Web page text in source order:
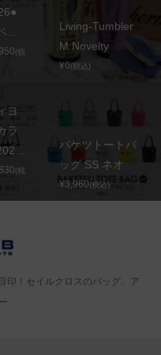
...
(税
Living-Tumbler
M Novelty
¥0(税込)
ヨ
ラ
(税
バケツトートバ
ッグ SS ネオ
¥3,960(税込)
印！セイルクロスのバッグ、ア